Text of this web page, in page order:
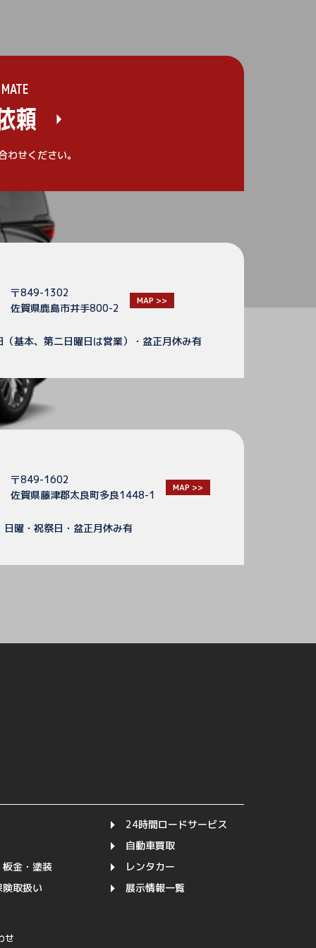
頼
わせください。
〒849-1302
佐賀県鹿島市井手800-2
MAP >>
基本、第二日曜日は営業）・盆正月休み有
〒849-1602
佐賀県藤津郡太良町多良1448-1
MAP >>
日曜・祝祭日・盆正月休み有
金・塗装
取扱い
24時間ロードサービス
自動車買取
レンタカー
展示情報一覧
せ